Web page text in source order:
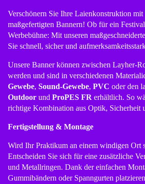
Verschönern Sie Ihre Laienkonstruktion mit
maßgefertigten Bannern! Ob für ein
Werbebühne: Mit unseren
Sie schnell, sicher und
Unsere Banner können zwischen Layher-
werden und sind in verschiedenen
Gewebe, Sound-Gewebe, PVC oder den
Outdoor und ProPES FR erhältlich. So
richtige Kombination aus Optik, Sicherheit
Fertigstellung & Montage
Wird Ihr Praktikum an einem windigen Ort
Entscheiden Sie sich für eine zusätzliche
und Metallringen. Dank der einfachen
Gummibändern oder Spanngurten